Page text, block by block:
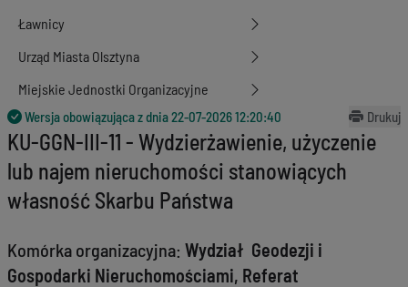
Ławnicy
Urząd Miasta Olsztyna
Miejskie Jednostki Organizacyjne
Wersja obowiązująca z dnia22-07-2026 12:20:40 Drukuj
KU-GGN-III-11 - Wydzierżawienie, użyczenie
lub najem nieruchomości stanowiących
własność Skarbu Państwa
Komórka organizacyjna: Wydział Geodezji i
Gospodarki Nieruchomościami, Referat